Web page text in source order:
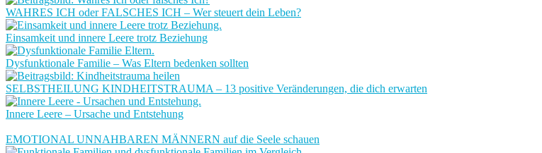
WAHRES ICH oder FALSCHES ICH – Wer steuert dein Leben?
Einsamkeit und innere Leere trotz Beziehung
Dysfunktionale Familie – Was Eltern bedenken sollten
SELBSTHEILUNG KINDHEITSTRAUMA – 13 positive Veränderungen, die dich erwarten
Innere Leere – Ursache und Entstehung
EMOTIONAL UNNAHBAREN MÄNNERN auf die Seele schauen